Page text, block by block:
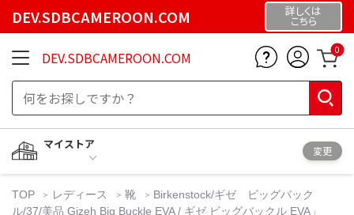
DEV.SDBCAMEROON.COM 詳しくは
こちら
DEV.SDBCAMEROON.COM 0
マイストア
変更
TOP レディース 靴
Birkenstock/ギゼ ビッグバック
ル/37/美品 Gizeh Big Buckle EVA / ギゼ ビッグバックル EVA」